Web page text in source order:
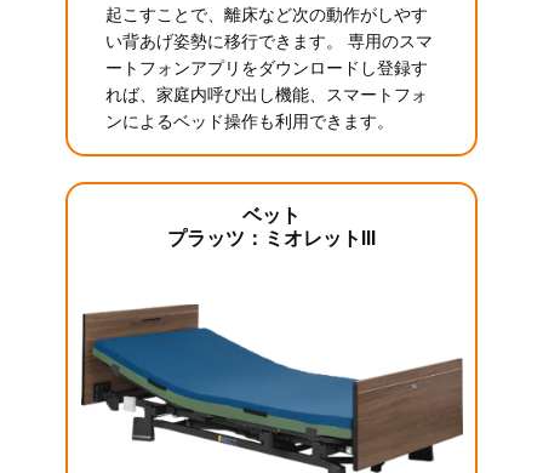
起こすことで、離床など次の動作がしやす
い背あげ姿勢に移行できます。 専用のスマ
ートフォンアプリをダウンロードし登録す
れば、家庭内呼び出し機能、スマートフォ
ンによるベッド操作も利用できます。
ベット
プラッツ：ミオレットIII